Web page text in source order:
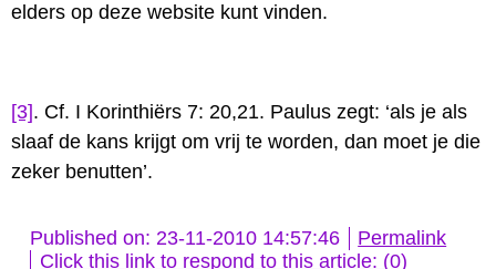
elders op deze website kunt vinden.
[3]. Cf. I Korinthiërs 7: 20,21. Paulus zegt: ‘als je als
slaaf de kans krijgt om vrij te worden, dan moet je die
zeker benutten’.
Published on: 23-11-2010 14:57:46
Permalink
Click this link to respond to this article: (0)